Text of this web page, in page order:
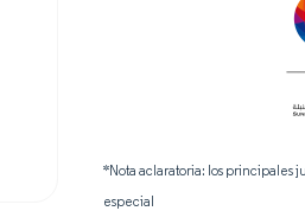
*Nota aclaratoria: los principales
especial